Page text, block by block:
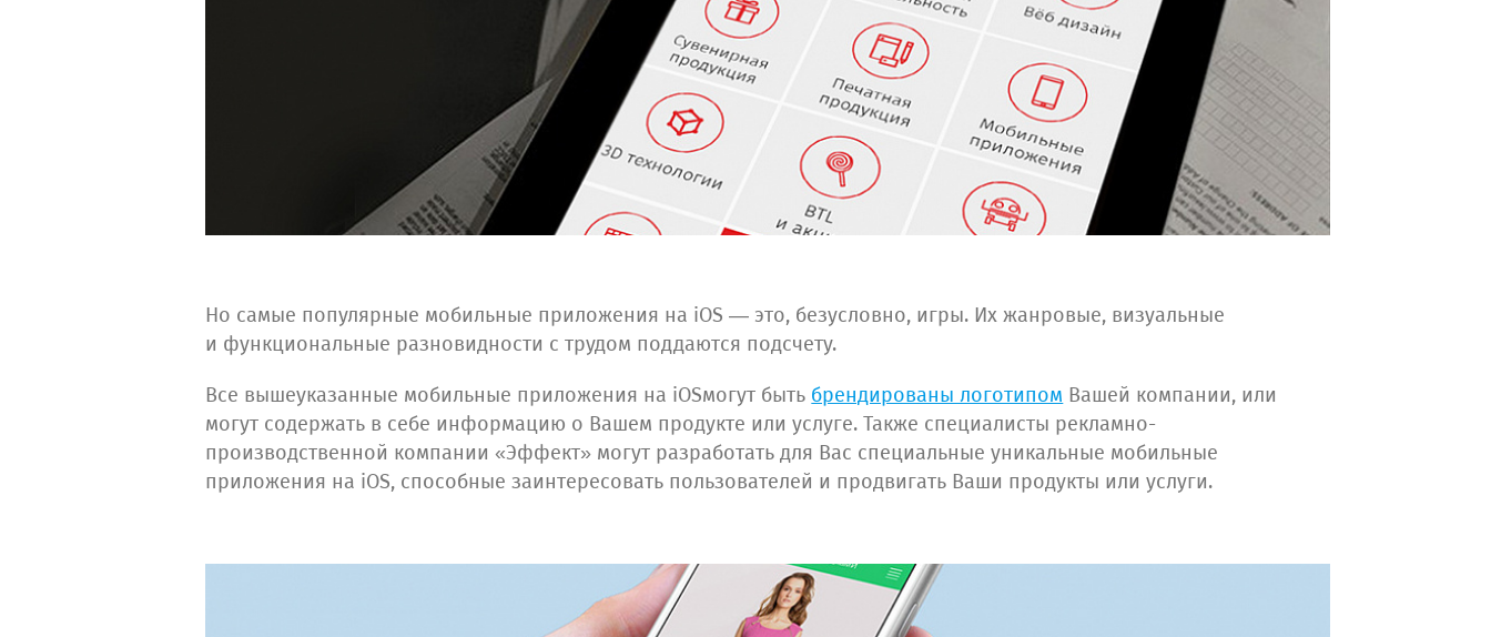
Но самые популярные мобильные приложения на iOS — это, безусловно, игры. Их жанровые, визуальные
и функциональные разновидности с трудом поддаются подсчету.
Все вышеуказанные мобильные приложения на iOSмогут бытьбрендированы логотипомВашей компании, или
могут содержать в себе информацию о Вашем продукте или услуге. Также специалисты рекламно-
производственной компании «Эффект» могут разработать для Вас специальные уникальные мобильные
приложения на iOS, способные заинтересовать пользователей и продвигать Ваши продукты или услуги.